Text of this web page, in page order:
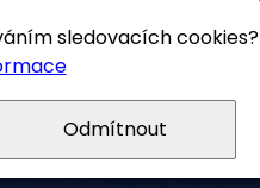
sledovacích cookies?
Odmítnout